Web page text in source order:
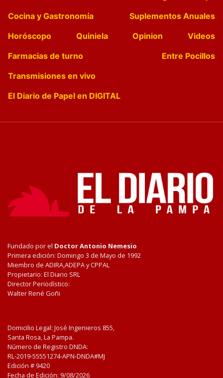
Cocina y Gastronomía
Suplementos Anuales
Horóscopo
Quiniela Opinion
Videos
Farmacias de turno
Entre Pocillos
Transmisiones en vivo
El Diario de Papel en DIGITAL
Fundado por el Doctor Antonio Nemesio
Primera edición: Domingo 3 de Mayo de 1992
Miembro de ADIRA,ADEPA y CPPAL
Propietario: El Diario SRL
Director Periodístico:
Walter René Goñi
Domicilio Legal: José Ingenieros 855,
Santa Rosa, La Pampa.
Número de Registro DNDA:
RL-2019-55551274-APN-DNDA#MJ
Edición # 9420
Fecha de Edición: 9/08/2026